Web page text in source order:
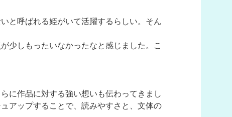
と呼ばれる姫がいて活躍するらしい。そん
少しもったいなかったなと感じました。こ
に作品に対する強い想いも伝わってきまし
アップすることで、読みやすさと、文体の